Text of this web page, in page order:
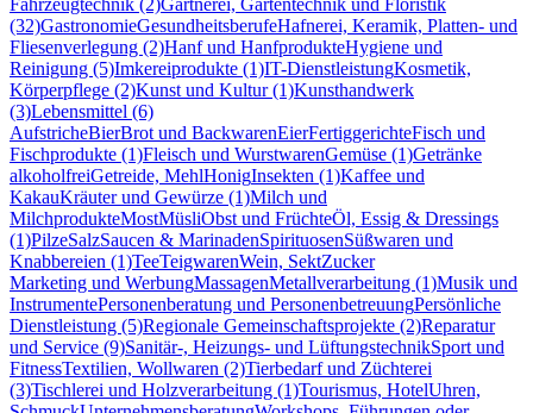
(32)GastronomieGesundheitsberufeHafnerei, Keramik, Platten- und
Fliesenverlegung (2)Hanf und HanfprodukteHygiene und
Reinigung (5)Imkereiprodukte (1)IT-DienstleistungKosmetik,
Körperpflege (2)Kunst und Kultur (1)Kunsthandwerk
(3)Lebensmittel (6)
AufstricheBierBrot und BackwarenEierFertiggerichteFisch und
Fischprodukte (1)Fleisch und WurstwarenGemüse (1)Getränke
alkoholfreiGetreide, MehlHonigInsekten (1)Kaffee und
KakauKräuter und Gewürze (1)Milch und
MilchprodukteMostMüsliObst und FrüchteÖl, Essig & Dressings
(1)PilzeSalzSaucen & MarinadenSpirituosenSüßwaren und
Knabbereien (1)TeeTeigwarenWein, SektZucker
Marketing und WerbungMassagenMetallverarbeitung (1)Musik und
InstrumentePersonenberatung und PersonenbetreuungPersönliche
Dienstleistung (5)Regionale Gemeinschaftsprojekte (2)Reparatur
und Service (9)Sanitär-, Heizungs- und LüftungstechnikSport und
FitnessTextilien, Wollwaren (2)Tierbedarf und Züchterei
(3)Tischlerei und Holzverarbeitung (1)Tourismus, HotelUhren,